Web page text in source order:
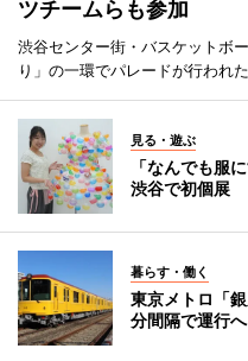
ツチームらも参加
渋谷センター街・バスケットボ
り」の一環でパレードが行われた
見る・遊ぶ
「なんでも服
渋谷で初個展
暮らす・働く
東京メトロ「
分間隔で運行へ